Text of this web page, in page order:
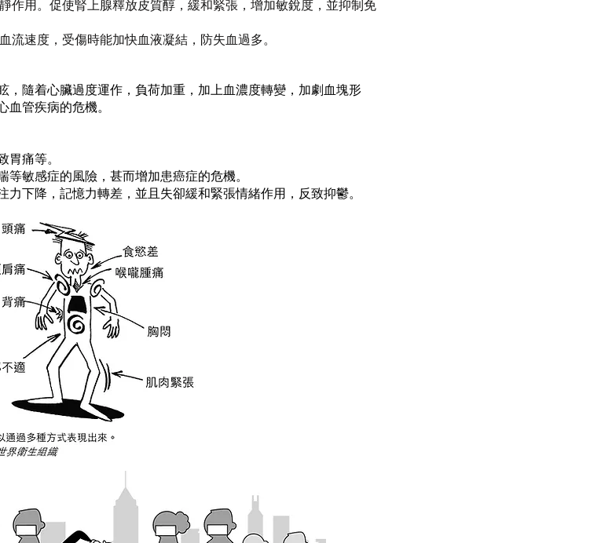
作用。促使腎上腺釋放皮質醇，緩和緊張，增加敏銳度，並抑制免
流速度，受傷時能加快血液凝結，防失血過多。
，隨着心臟過度運作，負荷加重，加上血濃度轉變，加劇血塊形
管疾病的危機。
痛等。
敏感症的風險，甚而增加患癌症的危機。
下降，記憶力轉差，並且失卻緩和緊張情緒作用，反致抑鬱。